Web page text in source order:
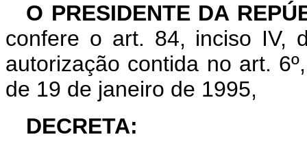
O PRESIDENTE DA
confere o art. 84, inciso IV,
autorização contida no art.
de 19 de janeiro de 1995,
DECRETA: